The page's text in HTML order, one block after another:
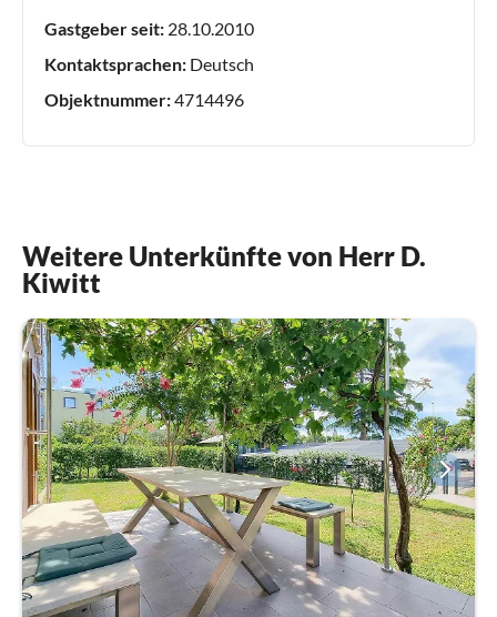
Gastgeber seit: 28.10.2010
Kontaktsprachen: Deutsch
Objektnummer:4714496
Weitere Unterkünfte von Herr D.
Kiwitt